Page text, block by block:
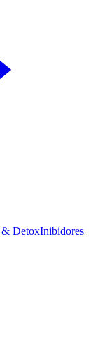
& DetoxInibidores